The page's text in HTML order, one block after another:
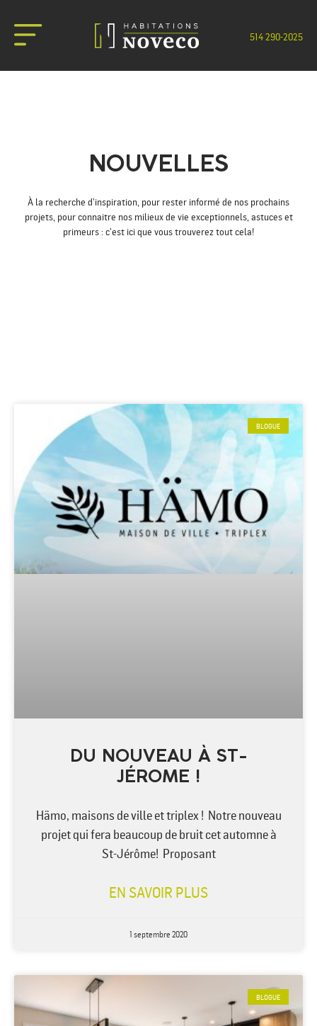
514 290-2025
NOUVELLES
À la recherche d’inspiration, pour rester informé de nos prochains
projets, pour connaitre nos milieux de vie exceptionnels, astuces et
primeurs : c’est ici que vous trouverez tout cela!
BLOGUE
DU NOUVEAU À ST-
JÉROME !
Hämo, maisons de ville et triplex ! Notre nouveau
projet qui fera beaucoup de bruit cet automne à
St-Jérôme! Proposant
EN SAVOIR PLUS
1 septembre 2020
BLOGUE